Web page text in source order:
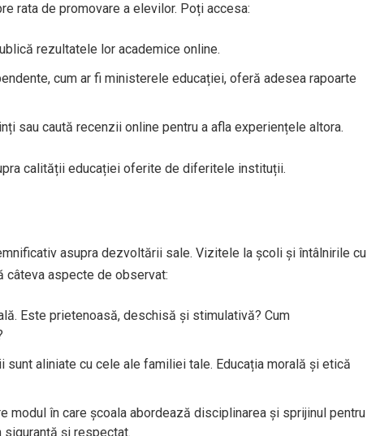
rata de promovare a elevilor. Poți accesa:
rezultatele lor academice online.
cum ar fi ministerele educației, oferă adesea rapoarte
sau caută recenzii online pentru a afla experiențele altora.
calității educației oferite de diferitele instituții.
asupra dezvoltării sale. Vizitele la școli și întâlnirile cu
aspecte de observat:
Este prietenoasă, deschisă și stimulativă? Cum
aliniate cu cele ale familiei tale. Educația morală și etică
modul în care școala abordează disciplinarea și sprijinul pentru
și respectat.